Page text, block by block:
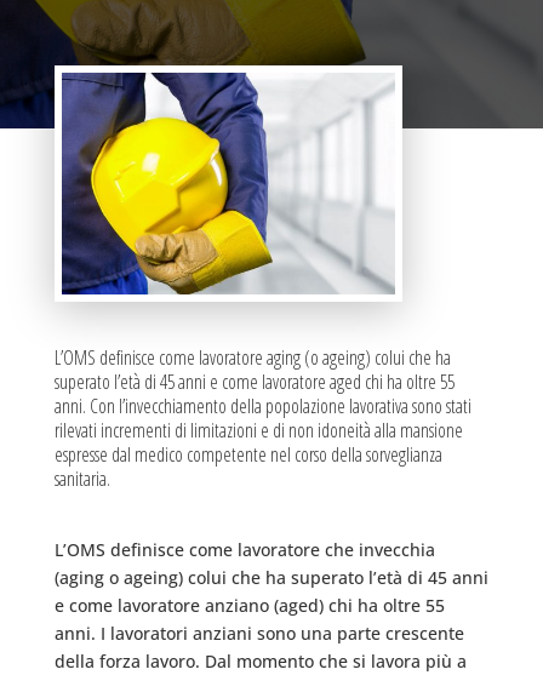
L’OMS definisce come lavoratore aging (o ageing) colui che ha
superato l’età di 45 anni e come lavoratore aged chi ha oltre 55
anni. Con l’invecchiamento della popolazione lavorativa sono stati
rilevati incrementi di limitazioni e di non idoneità alla mansione
espresse dal medico competente nel corso della sorveglianza
sanitaria.
L’OMS definisce come lavoratore che invecchia
(aging o ageing) colui che ha superato l’età di 45 anni
e come lavoratore anziano (aged) chi ha oltre 55
anni. I lavoratori anziani sono una parte crescente
della forza lavoro. Dal momento che si lavora più a